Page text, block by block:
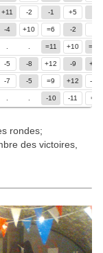
+11 -2 -1 +5
-4 +10 =6 -2
=11 +10 =12
-5 -8 +12 -9 +11
-7 -5 =9 +12 -10
-10 -11 =9
rondes;
des victoires,